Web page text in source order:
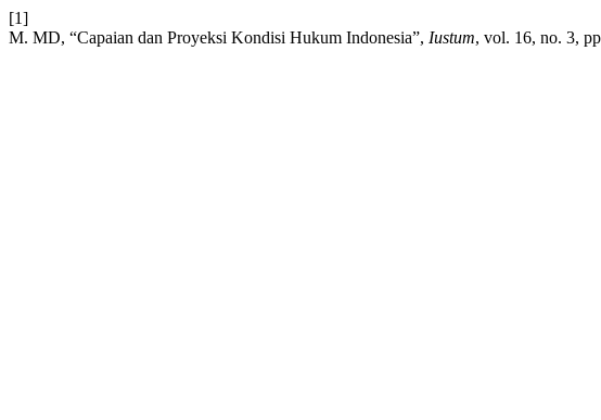
[1]
M. MD, “Capaian dan Proyeksi Kondisi Hukum Indonesia”, Iustum, vol. 16, no. 3,